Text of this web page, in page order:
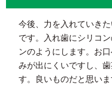
今後、力を入れていき
です。入れ歯にシリコ
ンのようにします。お
みが出にくいですし、
す。良いものだと思い